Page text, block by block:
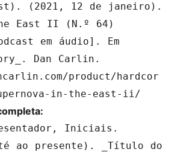
(2021, 12 de janeiro).
East II (N.º 64)
em áudio]. Em
Dan Carlin.
product/hardcor
in-the-east-ii/
Iniciais.
ao presente). _Título do